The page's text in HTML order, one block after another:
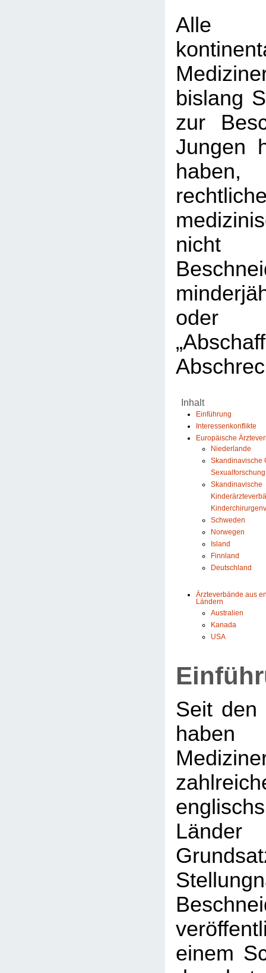
Alle
bislang
zur
Jungen
nicht
Inhalt
Einführung
Interessenkonflikte
Europäische
Niederlande
Skandinavische
Sexualforschung
Skandinavische
Schweden
Norwegen
Island
Finnland
Deutschland
Ärzteverbände aus
Ländern
Australien
Kanada
USA
Seit den
haben
Länder
einem